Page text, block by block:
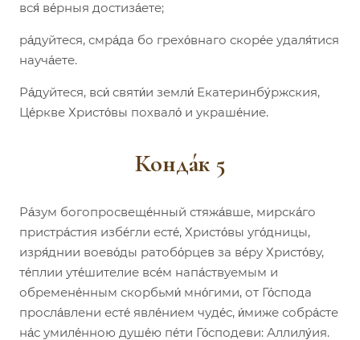
вся́ ве́рныя достиза́ете;
ра́дуйтеся, смра́да бо грехо́внаго скоре́е удаля́тися
науча́ете.
Ра́дуйтеся, вси́ святи́и земли́ Екатеринбу́ржския,
Це́ркве Христо́вы похвало́ и украше́ние.
Конда́к 5
Ра́зум богопросвеще́нный стяжа́вше, мирска́го
пристра́стия избе́гли есте́, Христо́вы уго́дницы,
изря́днии воево́ды ратобо́рцев за ве́ру Христо́ву,
те́плии уте́шителие все́м напа́ствуемым и
обремене́нным скорбьми́ мно́гими, от Го́спода
просла́влени есте́ явле́нием чуде́с, и́миже собра́сте
на́с умиле́нною душе́ю пе́ти Го́сподеви: Аллилу́ия.